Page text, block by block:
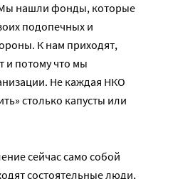
нашли фонды, которые
подопечных и
К нам приходят,
и потому что мы
Не каждая НКО
столько капусты или
сейчас само собой
состоятельные люди,